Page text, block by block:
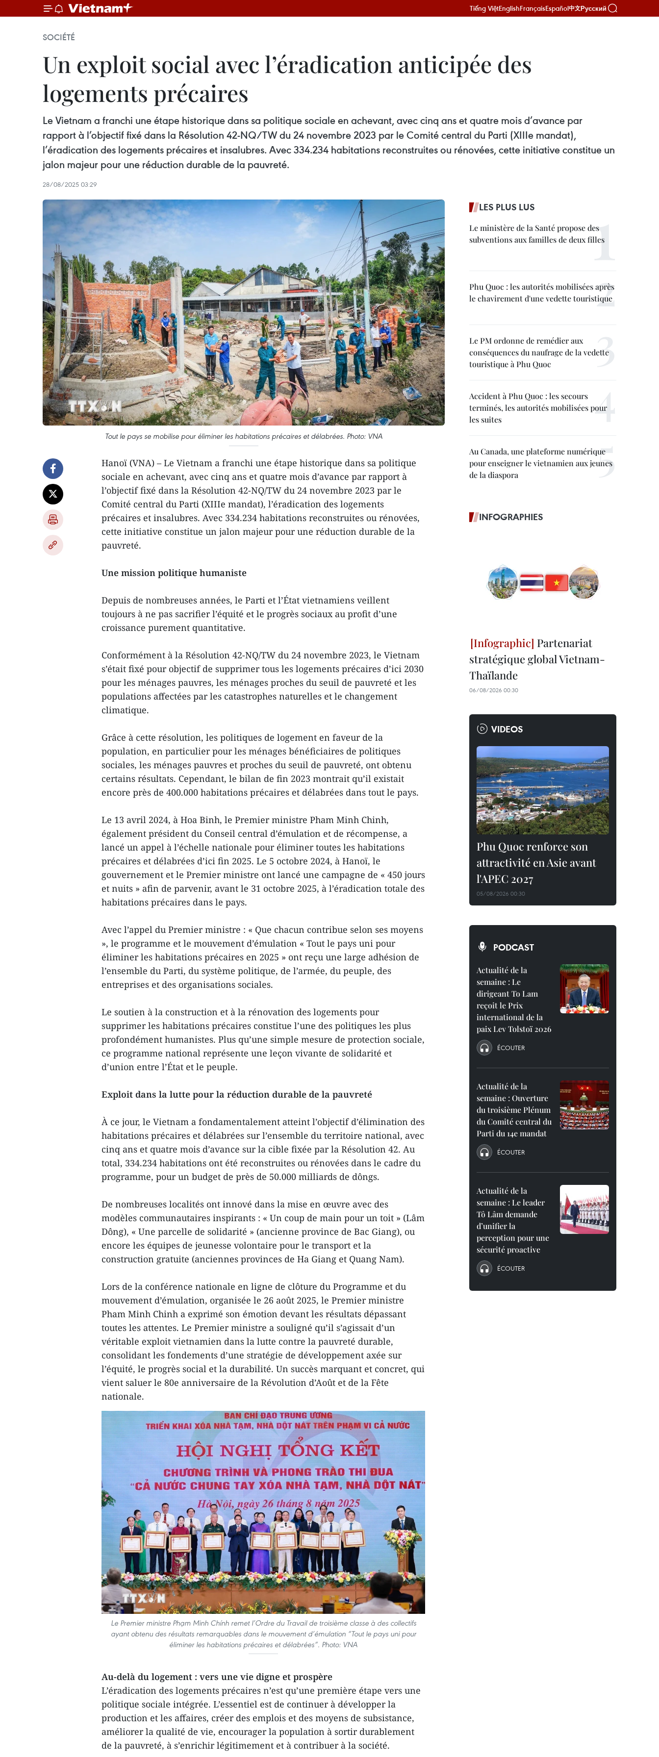
Tiếng ViệtEnglishFrançaisEspañol中文Русский
SOCIÉTÉ
Un exploit social avec l’éradication anticipée des
logements précaires
Le Vietnam a franchi une étape historique dans sa politique sociale en achevant, avec cinq ans et quatre mois d’avance par
rapport à l’objectif fixé dans la Résolution 42-NQ/TW du 24 novembre 2023 par le Comité central du Parti (XIIIe mandat),
l’éradication des logements précaires et insalubres. Avec 334.234 habitations reconstruites ou rénovées, cette initiative constitue un
jalon majeur pour une réduction durable de la pauvreté.
28/08/2025 03:29
Tout le pays se mobilise pour éliminer les habitations précaires et délabrées. Photo: VNA
Hanoï (VNA) – Le Vietnam a franchi une étape historique dans sa politique
sociale en achevant, avec cinq ans et quatre mois d’avance par rapport à
l’objectif fixé dans la Résolution 42-NQ/TW du 24 novembre 2023 par le
Comité central du Parti (XIIIe mandat), l’éradication des logements
précaires et insalubres. Avec 334.234 habitations reconstruites ou rénovées,
cette initiative constitue un jalon majeur pour une réduction durable de la
pauvreté.
Une mission politique humaniste
Depuis de nombreuses années, le Parti et l’État vietnamiens veillent
toujours à ne pas sacrifier l’équité et le progrès sociaux au profit d’une
croissance purement quantitative.
Conformément à la Résolution 42-NQ/TW du 24 novembre 2023, le Vietnam
s’était fixé pour objectif de supprimer tous les logements précaires d’ici 2030
pour les ménages pauvres, les ménages proches du seuil de pauvreté et les
populations affectées par les catastrophes naturelles et le changement
climatique.
Grâce à cette résolution, les politiques de logement en faveur de la
population, en particulier pour les ménages bénéficiaires de politiques
sociales, les ménages pauvres et proches du seuil de pauvreté, ont obtenu
certains résultats. Cependant, le bilan de fin 2023 montrait qu’il existait
encore près de 400.000 habitations précaires et délabrées dans tout le pays.
Le 13 avril 2024, à Hoa Binh, le Premier ministre Pham Minh Chinh,
également président du Conseil central d’émulation et de récompense, a
lancé un appel à l’échelle nationale pour éliminer toutes les habitations
précaires et délabrées d’ici fin 2025. Le 5 octobre 2024, à Hanoï, le
gouvernement et le Premier ministre ont lancé une campagne de « 450 jours
et nuits » afin de parvenir, avant le 31 octobre 2025, à l’éradication totale des
habitations précaires dans le pays.
Avec l’appel du Premier ministre : « Que chacun contribue selon ses moyens
», le programme et le mouvement d’émulation « Tout le pays uni pour
éliminer les habitations précaires en 2025 » ont reçu une large adhésion de
l’ensemble du Parti, du système politique, de l’armée, du peuple, des
entreprises et des organisations sociales.
Le soutien à la construction et à la rénovation des logements pour
supprimer les habitations précaires constitue l’une des politiques les plus
profondément humanistes. Plus qu’une simple mesure de protection sociale,
ce programme national représente une leçon vivante de solidarité et
d’union entre l’État et le peuple.
Exploit dans la lutte pour la réduction durable de la pauvreté
À ce jour, le Vietnam a fondamentalement atteint l’objectif d’élimination des
habitations précaires et délabrées sur l’ensemble du territoire national, avec
cinq ans et quatre mois d’avance sur la cible fixée par la Résolution 42. Au
total, 334.234 habitations ont été reconstruites ou rénovées dans le cadre du
programme, pour un budget de près de 50.000 milliards de dôngs.
De nombreuses localités ont innové dans la mise en œuvre avec des
modèles communautaires inspirants : « Un coup de main pour un toit » (Lâm
Dông), « Une parcelle de solidarité » (ancienne province de Bac Giang), ou
encore les équipes de jeunesse volontaire pour le transport et la
construction gratuite (anciennes provinces de Ha Giang et Quang Nam).
Lors de la conférence nationale en ligne de clôture du Programme et du
mouvement d’émulation, organisée le 26 août 2025, le Premier ministre
Pham Minh Chinh a exprimé son émotion devant les résultats dépassant
toutes les attentes. Le Premier ministre a souligné qu’il s’agissait d’un
véritable exploit vietnamien dans la lutte contre la pauvreté durable,
consolidant les fondements d’une stratégie de développement axée sur
l’équité, le progrès social et la durabilité. Un succès marquant et concret, qui
vient saluer le 80e anniversaire de la Révolution d’Août et de la Fête
nationale.
Le Premier ministre Phạm Minh Chính remet l’Ordre du Travail de troisième classe à des collectifs
ayant obtenu des résultats remarquables dans le mouvement d’émulation “Tout le pays uni pour
éliminer les habitations précaires et délabrées”. Photo: VNA
Au-delà du logement : vers une vie digne et prospère
L’éradication des logements précaires n’est qu’une première étape vers une
politique sociale intégrée. L’essentiel est de continuer à développer la
production et les affaires, créer des emplois et des moyens de subsistance,
améliorer la qualité de vie, encourager la population à sortir durablement
de la pauvreté, à s’enrichir légitimement et à contribuer à la société.
LES PLUS LUS
Le ministère de la Santé propose des
subventions aux familles de deux filles
Phu Quoc : les autorités mobilisées après
le chavirement d'une vedette touristique
Le PM ordonne de remédier aux
conséquences du naufrage de la vedette
touristique à Phu Quoc
Accident à Phu Quoc : les secours
terminés, les autorités mobilisées pour
les suites
Au Canada, une plateforme numérique
pour enseigner le vietnamien aux jeunes
de la diaspora
INFOGRAPHIES
Partenariat
stratégique global Vietnam-
Thaïlande
06/08/2026 00:30
VIDEOS
Phu Quoc renforce son
attractivité en Asie avant
l'APEC 2027
05/08/2026 00:30
PODCAST
Actualité de la
semaine : Le
dirigeant To Lam
reçoit le Prix
international de la
paix Lev Tolstoï 2026
ÉCOUTER
Actualité de la
semaine : Ouverture
du troisième Plénum
du Comité central du
Parti du 14e mandat
ÉCOUTER
Actualité de la
semaine : Le leader
Tô Lâm demande
d’unifier la
perception pour une
sécurité proactive
ÉCOUTER